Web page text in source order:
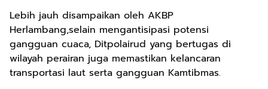
Lebih jauh disampaikan oleh AKBP
Herlambang,selain mengantisipasi potensi
gangguan cuaca, Ditpolairud yang bertugas di
wilayah perairan juga memastikan kelancaran
transportasi laut serta gangguan Kamtibmas.